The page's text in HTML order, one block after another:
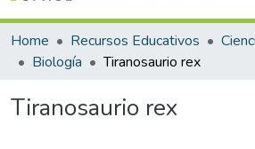
Home Recursos Educativos
Biología
Tiranosaurio rex
Tiranosaurio rex